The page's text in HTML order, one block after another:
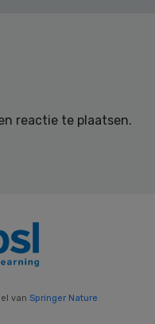
reactie te plaatsen.
van Springer Nature